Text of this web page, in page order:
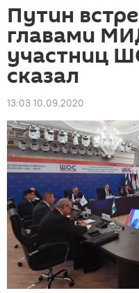
Путин
главами
участниц
сказал
13:03 10.09.2020